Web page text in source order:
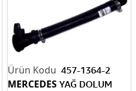
457-1364-2
MERCEDES YAĞ DOLUM